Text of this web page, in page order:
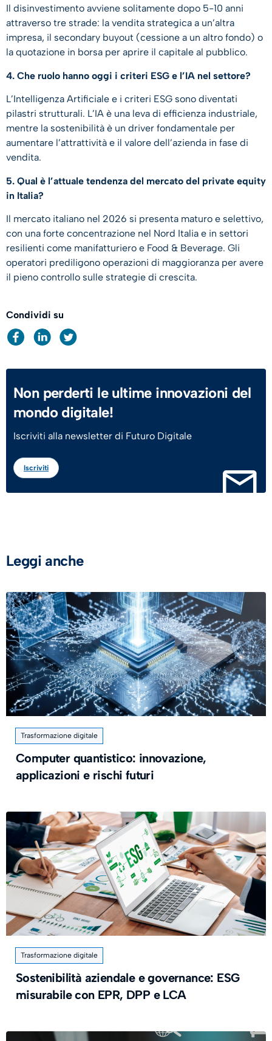
Il disinvestimento avviene solitamente dopo 5-10 anni
attraverso tre strade: la vendita strategica a un’altra
impresa, il secondary buyout (cessione a un altro fondo) o
la quotazione in borsa per aprire il capitale al pubblico.
4. Che ruolo hanno oggi i criteri ESG e l’IA nel settore?
L’Intelligenza Artificiale e i criteri ESG sono diventati
pilastri strutturali. L’IA è una leva di efficienza industriale,
mentre la sostenibilità è un driver fondamentale per
aumentare l’attrattività e il valore dell’azienda in fase di
vendita.
5. Qual è l’attuale tendenza del mercato del private equity
in Italia?
Il mercato italiano nel 2026 si presenta maturo e selettivo,
con una forte concentrazione nel Nord Italia e in settori
resilienti come manifatturiero e Food & Beverage. Gli
operatori prediligono operazioni di maggioranza per avere
il pieno controllo sulle strategie di crescita.
Condividi su
Non perderti le ultime innovazioni del
mondo digitale!
Iscriviti alla newsletter di Futuro Digitale
Iscriviti
Leggi anche
Trasformazione digitale
Computer quantistico: innovazione,
applicazioni e rischi futuri
Trasformazione digitale
Sostenibilità aziendale e governance: ESG
misurabile con EPR, DPP e LCA